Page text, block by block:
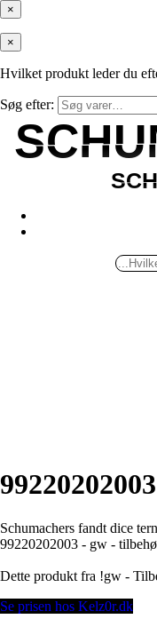
×
×
Hvilket produkt leder du
Søg efter:
Schumachers fandt dice
99220202003 - gw -
Dette produkt fra !gw -
Se prisen hos Kelz0r.dk